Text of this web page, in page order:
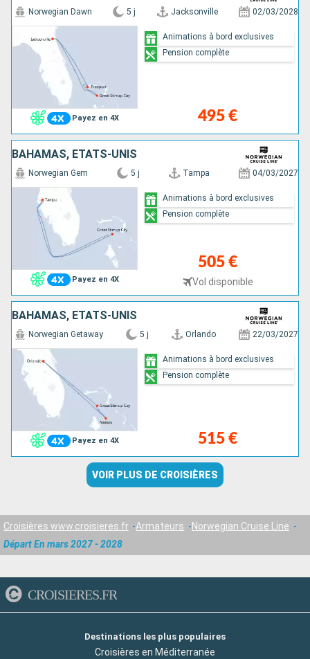
Payez en 4X
Norwegian Dawn 5 j Jacksonville 02/03/2028
495 €
Animations à bord exclusives
Pension complète
BAHAMAS, ÉTATS-UNIS
Payez en 4X
Norwegian Gem 5 j Tampa 04/03/2027
505 €
Vol disponible
Animations à bord exclusives
Pension complète
BAHAMAS, ÉTATS-UNIS
Payez en 4X
Norwegian Getaway 5 j Orlando 22/03/2027
515 €
Animations à bord exclusives
Pension complète
VOIR PLUS DE CROISIÈRES
Croisières www.croisieres.fr Armateurs
Norwegian Cruise Line
Départ En mars 2027 - 2028
CROISIERES.FR
Destinations les plus populaires
Croisières en Méditerranée